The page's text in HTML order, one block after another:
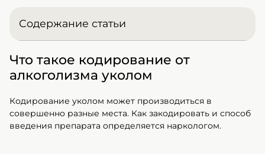
Содержание статьи
>Что такое кодирование от алкоголизма
уколом
инъекцией на дому
>Используемые препараты для
Что такое кодирование от
алкоголизма уколом
Кодирование уколом может производиться в
совершенно разные места. Как закодировать и способ
введения препарата определяется наркологом.